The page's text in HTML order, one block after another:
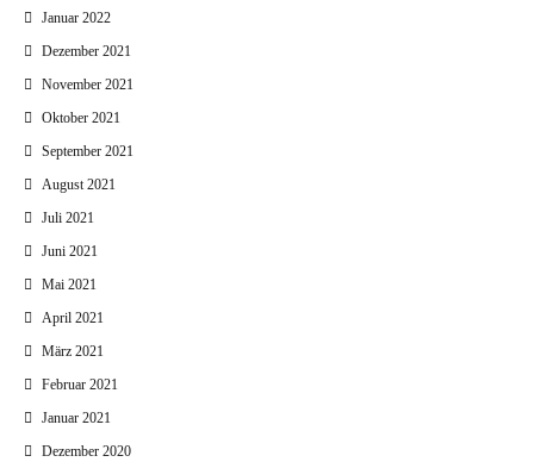
Januar 2022
Dezember 2021
November 2021
Oktober 2021
September 2021
August 2021
Juli 2021
Juni 2021
Mai 2021
April 2021
März 2021
Februar 2021
Januar 2021
Dezember 2020